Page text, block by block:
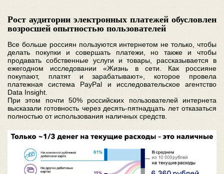
Рост аудитории электронных платежей обусловлен
возросшей опытностью пользователей
Все больше россиян пользуются интернетом не только, чтобы
делать покупки и совершать платежи, но также и чтобы
продавать собственные услуги и товары, рассказывается в
ежегодном исследовании «Жизнь в сети. Как россияне
покупают, платят и зарабатывают», которое провела
платежная система PayPal и исследовательское агентство
Data Insight.
При этом почти 50% российских пользователей интернета
высказали готовность через десять-пятнадцать лет отказаться
полностью от использования наличных средств.